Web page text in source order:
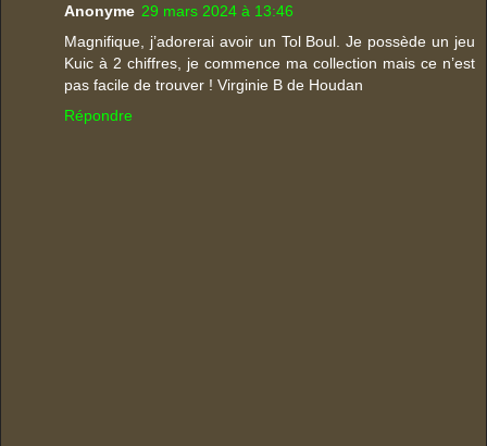
Anonyme 29 mars 2024 à 13:46
Magnifique, j’adorerai avoir un Tol Boul. Je possède un jeu
Kuic à 2 chiffres, je commence ma collection mais ce n’est
pas facile de trouver ! Virginie B de Houdan
Répondre